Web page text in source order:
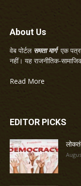
About Us
वेब पोर्टल समता मार्गएक
नहीं। यह राजनीतिक-
Read More
EDITOR PICKS